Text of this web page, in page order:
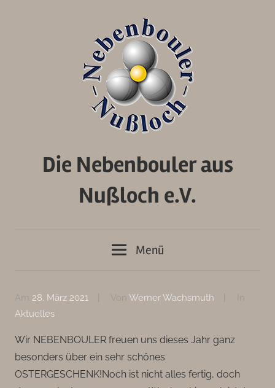
Die Nebenbouler aus
Nußloch e.V.
Menü
Am 28. März 2021 Von Werner Wachsmuth
In
Aktuelles
Wir NEBENBOULER freuen uns dieses Jahr ganz
besonders über ein sehr schönes
OSTERGESCHENK!Noch ist nicht alles fertig, doch